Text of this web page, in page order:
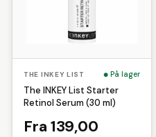
THE INKEY LIST På lager
The INKEY List Starter
Retinol Serum (30 ml)
Fra 139,00